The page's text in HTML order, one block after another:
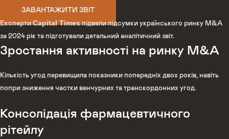
ЗАВАНТАЖИТИ ЗВІТ
ЕкспертиCapital Timesпідвели підсумки українського ринку M&A
за 2024 рік та підготували детальний аналітичний звіт.
Зростання активності на ринку M&A
Кількість угод перевищила показники попередніх двох років, навіть
попри зниження частки венчурних та транскордонних угод.
Консолідація фармацевтичного
рітейлу